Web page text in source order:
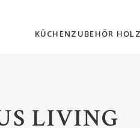
KÜCHENZUBEHÖR HOLZ
LIVING